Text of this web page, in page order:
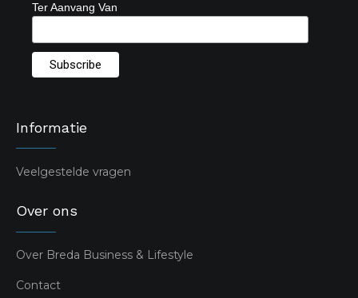
Ter Aanvang Van
Informatie
Veelgestelde vragen
Over ons
Over Breda Business & Lifestyle
Contact